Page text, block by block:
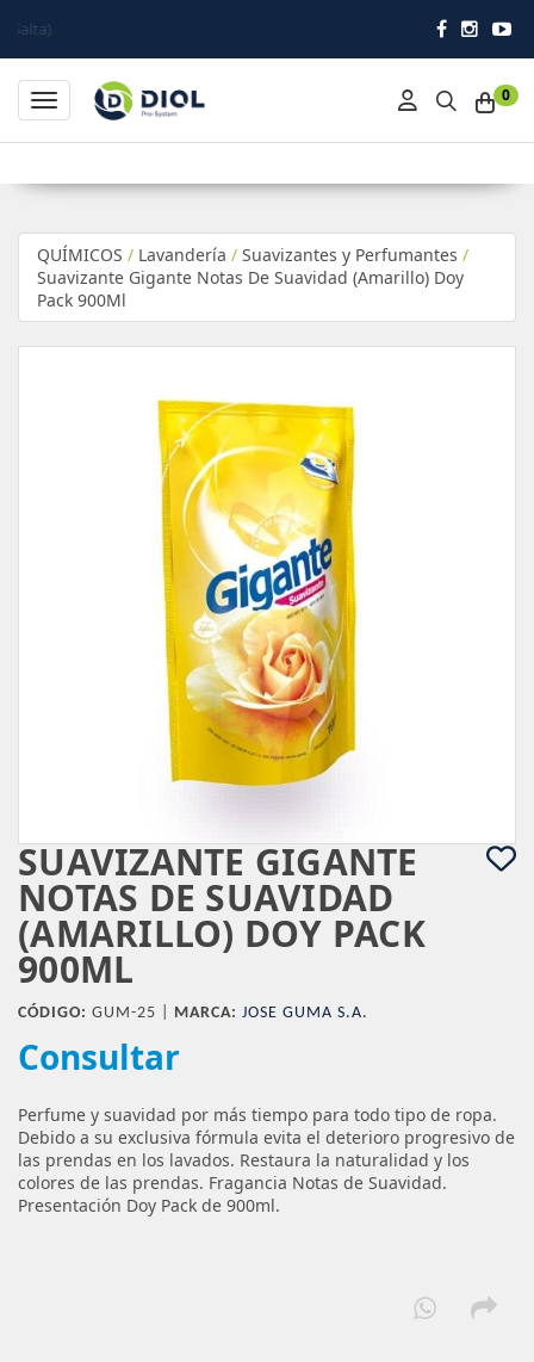
Impulsando la
0
Toggle navigation
QUÍMICOS / Lavandería / Suavizantes y Perfumantes /
Suavizante Gigante Notas De Suavidad (Amarillo) Doy
Pack 900Ml
SUAVIZANTE GIGANTE
NOTAS DE SUAVIDAD
(AMARILLO) DOY PACK
900ML
CÓDIGO: GUM-25 | MARCA: JOSE GUMA S.A.
Consultar
Perfume y suavidad por más tiempo para todo tipo de ropa.
Debido a su exclusiva fórmula evita el deterioro progresivo de
las prendas en los lavados. Restaura la naturalidad y los
colores de las prendas. Fragancia Notas de Suavidad.
Presentación Doy Pack de 900ml.